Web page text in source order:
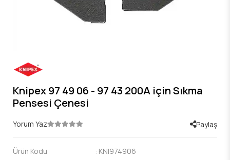
Knipex 97 49 06 - 97 43 200A için Sıkma
Pensesi Çenesi
Yorum Yaz Paylaş
Ürün Kodu : KNI974906